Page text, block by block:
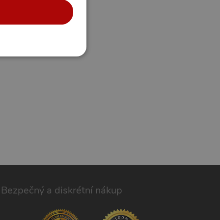
Bezpečný a diskrétní nákup
Webové stránky nelze
aby banner cookie
značek Google k
lze jej považovat za
správně.
po aktualizaci